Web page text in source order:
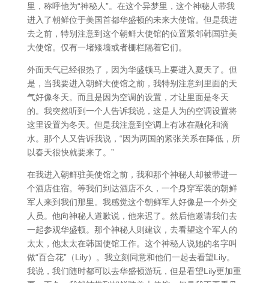
里，称呼他为“神秘人”。在这个异梦里，这个神秘人带我
进入了朝鲜位于美国首都华盛顿的未来大使馆。但是我进
去之前，特别注意到这个朝鲜大使馆的位置紧邻韩国驻美
大使馆。仅有一堵矮墙或者栅栏隔着它们。
外面天气已经很热了，因为华盛顿马上要进入夏天了。但
是，当我要进入朝鲜大使馆之前，我特别注意到里面的天
气好像冬天。而且是因为空调的设置，才让里面是冬天
的。我突然听到一个人告诉我说，这是人为的空调设置将
这里设置为冬天。但是我注意到空调上有冰在融化和滴
水。那个人又告诉我说，“因为两国的紧张关系在降低，所
以春天很快就要来了。”
在我进入朝鲜驻美使馆之前，我和那个神秘人却被带进一
个酒店住宿。等我们到达酒店不久，一个身穿军装的朝鲜
军人来到我们那里。我感觉这个朝鲜军人好像是一个外交
人员。他向神秘人道歉说，他来迟了。然后他邀请我们去
一起参观华盛顿。那个神秘人则建议，去看望这个军人的
太太，他太太在韩国使馆工作。这个神秘人说她的名字叫
做“百合花”（Lily）。我立刻同意和他们一起去看望Lily。
我说，我们随时都可以去华盛顿游玩，但是看望Lily更加重